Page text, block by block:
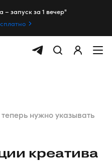
– запуск за 1 вечер"
нужно указывать
креатива